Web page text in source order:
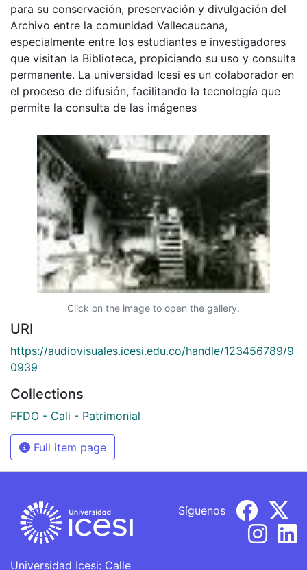
para su conservación, preservación y divulgación del
Archivo entre la comunidad Vallecaucana,
especialmente entre los estudiantes e investigadores
que visitan la Biblioteca, propiciando su uso y consulta
permanente. La universidad Icesi es un colaborador en
el proceso de difusión, facilitando la tecnología que
permite la consulta de las imágenes
Click on the image to open the gallery.
URI
https://audiovisuales.icesi.edu.co/handle/123456789/9
0939
Collections
FFDO - Cali - Patrimonial
Full item page
Universidad Icesi: Calle
Síguenos